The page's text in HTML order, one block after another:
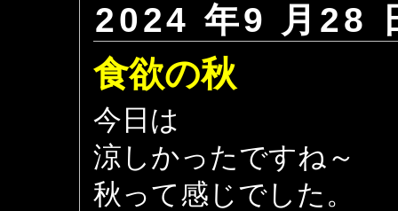
2024 年9 月28
食欲の秋
今日は
涼しかったですね～
秋って感じでした。